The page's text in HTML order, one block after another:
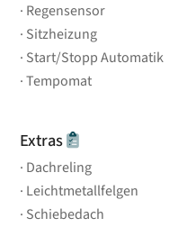
Regensensor
Sitzheizung
Start/Stopp Automatik
Tempomat
Extras
Dachreling
Leichtmetallfelgen
Schiebedach